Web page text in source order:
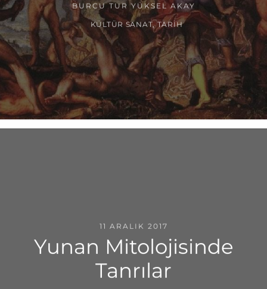
BURCU TUR YÜKSEL AKAY
KÜLTÜR SANAT,TARIH
11 ARALIK 2017
Yunan Mitolojisinde
Tanrılar